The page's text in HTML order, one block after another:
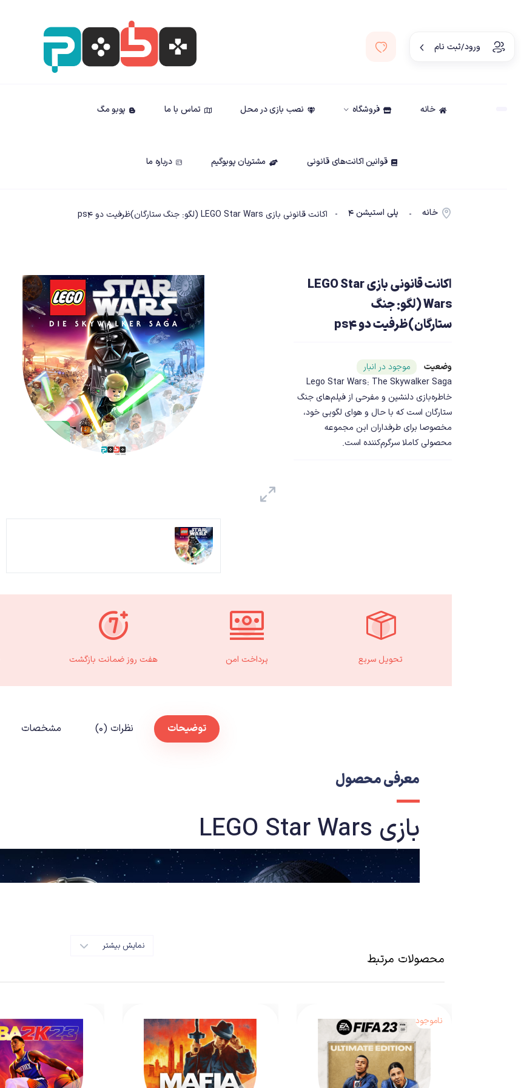
ورود/ثبت نام
خانه فروشگاه نصب بازی در محل تماس با ما پوبو مگ
قوانین اکانت‌های قانونی مشتریان پوبوگیم درباره ما
خانه - پلی استیشن ۴ - اکانت قانونی بازی LEGO Star Wars (لگو: جنگ ستارگان)ظرفیت دو ps4
اکانت قانونی بازی LEGO Star
Wars (لگو: جنگ
ستارگان)ظرفیت دو ps4
وضعیت موجود در انبارشناسه محصول ۱۹۱۱۳
Lego Star Wars: The Skywalker Saga
خاطره‌بازی دلنشین و مفرحی از فیلم‌های جنگ
ستارگان است که با حال و هوای لگویی خود،
مخصوصا برای طرفداران این مجموعه
محصولی کاملا سرگرم‌کننده است.
تحویل سریع پرداخت امن هفت روز ضمانت بازگشت
توضیحات نظرات (۰) مشخصات
معرفی محصول
بازی LEGO Star Wars
نمایش بیشتر
محصولات مرتبط
ناموجود